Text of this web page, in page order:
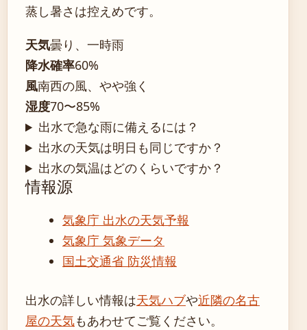
蒸し暑さは控えめです。
天気曇り、一時雨
降水確率60%
風南西の風、やや強く
湿度70〜85%
出水で急な雨に備えるには？
出水の天気は明日も同じですか？
出水の気温はどのくらいですか？
情報源
気象庁 出水の天気予報
気象庁 気象データ
国土交通省 防災情報
出水の詳しい情報は天気ハブや近隣の名古
屋の天気もあわせてご覧ください。